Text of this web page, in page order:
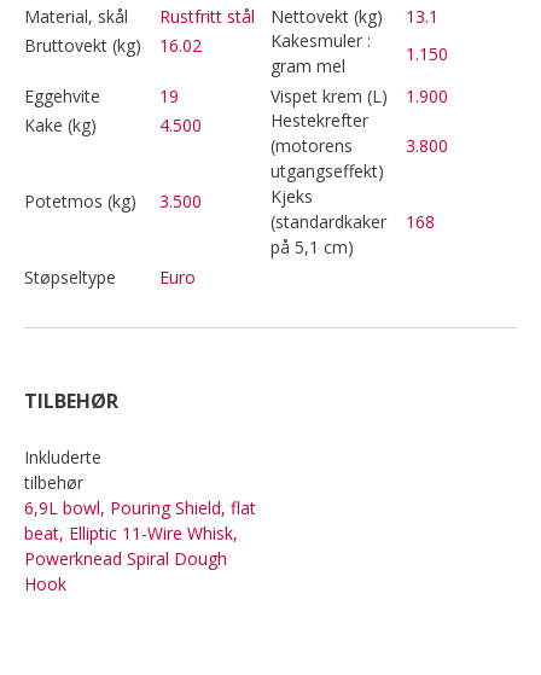
Material, skål Rustfritt stål Nettovekt (kg)
13.1
Bruttovekt (kg)
16.02
Kakesmuler :
gram mel
1.150
Eggehvite
19 Vispet krem (L)
1.900
Kake (kg)
4.500
Hestekrefter
(motorens
utgangseffekt)
3.800
Potetmos (kg) 3.500
Kjeks
(standardkaker
på 5,1 cm)
168
Støpseltype Euro
TILBEHØR
Inkluderte
tilbehør
6,9L bowl, Pouring Shield, flat
beat, Elliptic 11-Wire Whisk,
Powerknead Spiral Dough
Hook